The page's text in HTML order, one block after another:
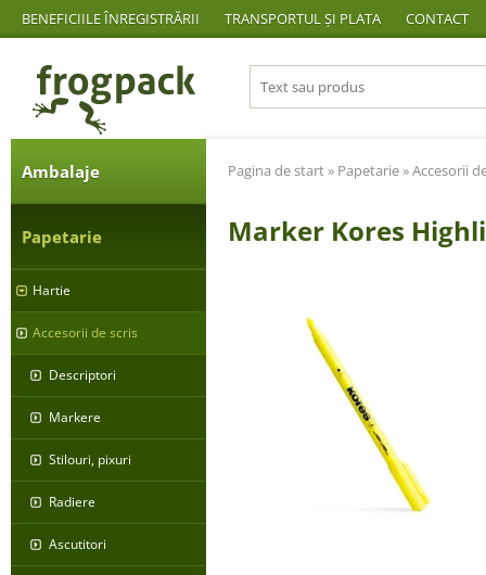
BENEFICIILE ÎNREGISTRĂRII TRANSPORTUL ȘI PLATA CONTACT
Ambalaje
Papetarie
Hartie
Accesorii de scris
Descriptori
Markere
Stilouri, pixuri
Radiere
Ascutitori
Pagina de start» Papetarie»Accesorii
Marker Kores